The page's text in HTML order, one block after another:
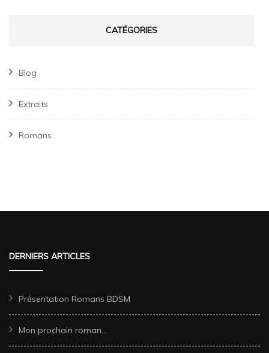
CATÉGORIES
Blog
Extraits
Romans
DERNIERS ARTICLES
Présentation Romans BDSM
Mon prochain roman…